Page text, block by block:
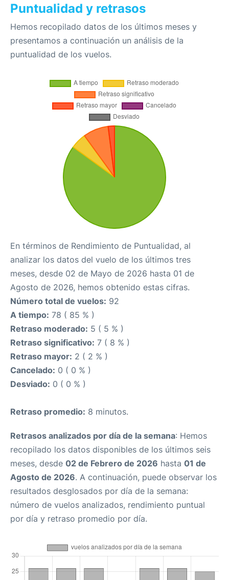
Puntualidad y retrasos
Hemos recopilado datos de los últimos meses y
presentamos a continuación un análisis de la
puntualidad de los vuelos.
En términos de Rendimiento de Puntualidad, al
analizar los datos del vuelo de los últimos tres
meses, desde 02 de Mayo de 2026 hasta 01 de
Agosto de 2026, hemos obtenido estas cifras.
Número total de vuelos: 92
A tiempo: 78 ( 85 % )
Retraso moderado: 5 ( 5 % )
Retraso significativo: 7 ( 8 % )
Retraso mayor: 2 ( 2 % )
Cancelado: 0 ( 0 % )
Desviado: 0 ( 0 % )
Retraso promedio: 8 minutos.
Retrasos analizados por día de la semana: Hemos
recopilado los datos disponibles de los últimos seis
meses, desde 02 de Febrero de 2026 hasta 01 de
Agosto de 2026. A continuación, puede observar los
resultados desglosados por día de la semana:
número de vuelos analizados, rendimiento puntual
por día y retraso promedio por día.